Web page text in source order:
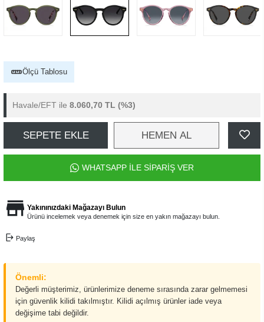
Ölçü Tablosu
Havale/EFT ile 8.060,70 TL (%3)
SEPETE EKLE HEMEN AL
WHATSAPP İLE SİPARİŞ VER
Yakınınızdaki Mağazayı Bulun
Ürünü incelemek veya denemek için size en yakın mağazayı bulun.
Paylaş
Önemli:
Değerli müşterimiz, ürünlerimize deneme sırasında zarar gelmemesi
için güvenlik kilidi takılmıştır. Kilidi açılmış ürünler iade veya
değişime tabi değildir.